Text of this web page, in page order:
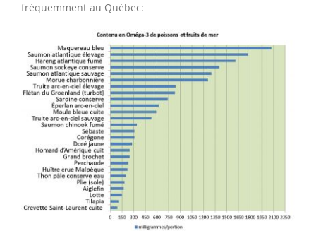
fréquemment au Québec: